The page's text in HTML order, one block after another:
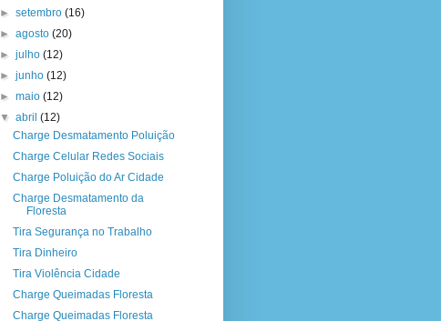
► setembro (16)
► agosto (20)
► julho (12)
► junho (12)
► maio (12)
▼ abril (12)
Charge Desmatamento Poluição
Charge Celular Redes Sociais
Charge Poluição do Ar Cidade
Charge Desmatamento da
Floresta
Tira Segurança no Trabalho
Tira Dinheiro
Tira Violência Cidade
Charge Queimadas Floresta
Charge Queimadas Floresta